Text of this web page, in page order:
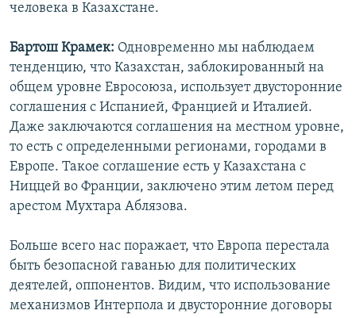
человека в Казахстане.
Бартош Крамек: Одновременно мы наблюдаем
тенденцию, что Казахстан, заблокированный на
общем уровне Евросоюза, использует двусторонние
соглашения с Испанией, Францией и Италией.
Даже заключаются соглашения на местном уровне,
то есть с определенными регионами, городами в
Европе. Такое соглашение есть у Казахстана с
Ниццей во Франции, заключено этим летом перед
арестом Мухтара Аблязова.
Больше всего нас поражает, что Европа перестала
быть безопасной гаванью для политических
деятелей, оппонентов. Видим, что использование
механизмов Интерпола и двусторонние договоры